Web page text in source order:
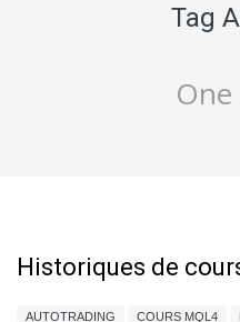
Tag
Historiques de
AUTOTRADING COURS MQL4